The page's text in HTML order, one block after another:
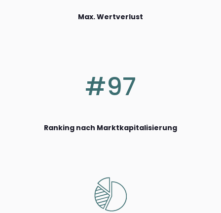
Max. Wertverlust
#97
Ranking nach Marktkapitalisierung